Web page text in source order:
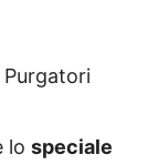
lo speciale